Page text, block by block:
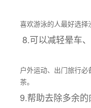
喜欢游泳的人最好选择
8.可以减轻晕车
户外运动、出门旅行
茶。
9.帮助去除多余的